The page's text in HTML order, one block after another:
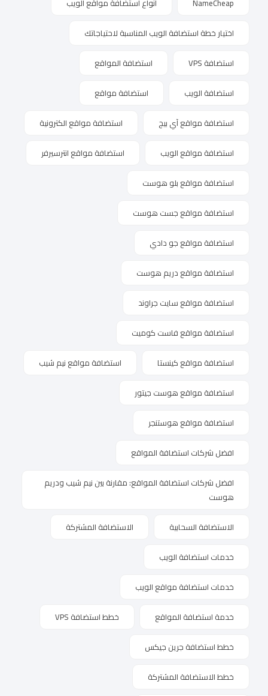
NameCheap أنواع استضافة مواقع الويب
اختيار خطة استضافة الويب المناسبة لاحتياجاتك
استضافة VPS استضافة المواقع
استضافة الويب استضافة مواقع
استضافة مواقع آي بيج استضافة مواقع الكترونية
استضافة مواقع الويب استضافة مواقع انترسيرفر
استضافة مواقع بلو هوست
استضافة مواقع جست هوست
استضافة مواقع جو دادي
استضافة مواقع دريم هوست
استضافة مواقع سايت جراوند
استضافة مواقع فاست كوميت
استضافة مواقع كينستا استضافة مواقع نيم شيب
استضافة مواقع هوست جيتور
استضافة مواقع هوستنجر
افضل شركات استضافة المواقع
افضل شركات استضافة المواقع: مقارنة بين نيم شيب ودريم
هوست
الاستضافة السحابية الاستضافة المشتركة
خدمات استضافة الويب
خدمات استضافة مواقع الويب
خدمة استضافة المواقع خطط استضافة VPS
خطط استضافة جرين جيكس
خطط الاستضافة المشتركة